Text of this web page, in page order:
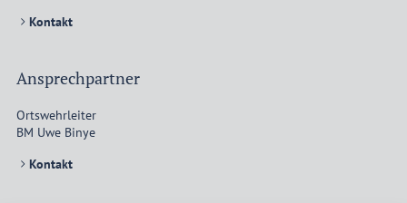
Kontakt
Ansprechpartner
Ortswehrleiter
BM Uwe Binye
Kontakt